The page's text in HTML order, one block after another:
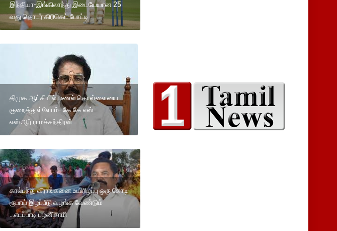
இந்தியா-இங்கிலாந்து இடையேயான 25
வது தொடர் கிரிகெட் போட்டி
திமுக ஆட்சியில் மணல் கொள்ளையை
குறைத்துள்ளோம்- கே.கே.எஸ்
எஸ்.ஆர்.ராமச்சந்திரன்
கால்பந்து வீராங்கனை உயிரிழப்பு ஒரு கோடி
ரூபாய் இழப்பீடு வழங்க வேண்டும்
...எடப்பாடி பழனிசாமி